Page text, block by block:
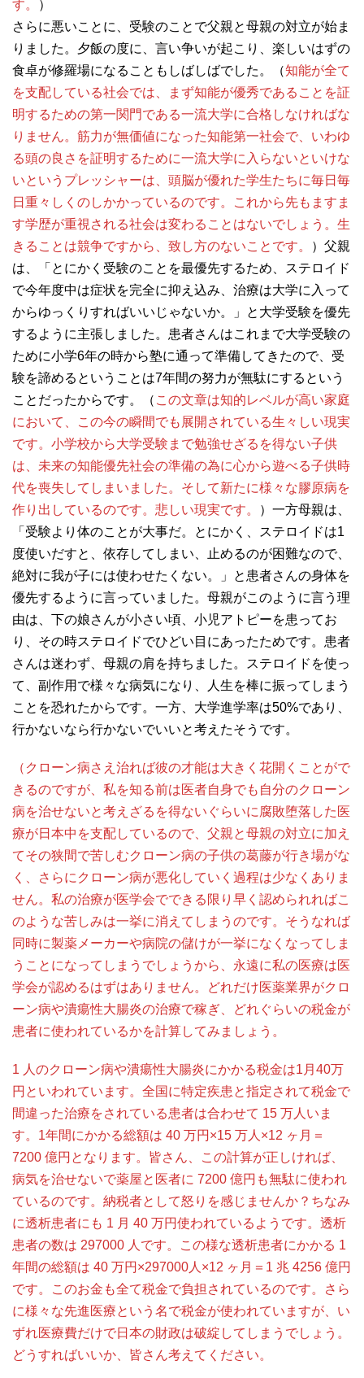
す。
）
さらに悪いことに、受験のことで父親と母親の対立が始ま
りました。夕飯の度に、言い争いが起こり、楽しいはずの
食卓が修羅場になることもしばしばでした。（知能が全て
を支配している社会では、まず知能が優秀であることを証
明するための第一関門である一流大学に合格しなければな
りません。筋力が無価値になった知能第一社会で、いわゆ
る頭の良さを証明するために一流大学に入らないといけな
いというプレッシャーは、頭脳が優れた学生たちに毎日毎
日重々しくのしかかっているのです。これから先もますま
す学歴が重視される社会は変わることはないでしょう。生
きることは競争ですから、致し方のないことです。
）父親
は、「とにかく受験のことを最優先するため、ステロイド
で今年度中は症状を完全に抑え込み、治療は大学に入って
からゆっくりすればいいじゃないか。」と大学受験を優先
するように主張しました。患者さんはこれまで大学受験の
ために小学6年の時から塾に通って準備してきたので、受
験を諦めるということは7年間の努力が無駄にするという
ことだったからです。（ この文章は知的レベルが高い家庭
において、この今の瞬間でも展開されている生々しい現実
です。小学校から大学受験まで勉強せざるを得ない子供
は、未来の知能優先社会の準備の為に心から遊べる子供時
代を喪失してしまいました。そして新たに様々な膠原病を
作り出しているのです。悲しい現実です。
）一方母親は、
「受験より体のことが大事だ。とにかく、ステロイドは1
度使いだすと、依存してしまい、止めるのが困難なので、
絶対に我が子には使わせたくない。」と患者さんの身体を
優先するように言っていました。母親がこのように言う理
由は、下の娘さんが小さい頃、小児アトピーを患ってお
り、その時ステロイドでひどい目にあったためです。患者
さんは迷わず、母親の肩を持ちました。ステロイドを使っ
て、副作用で様々な病気になり、人生を棒に振ってしまう
ことを恐れたからです。一方、大学進学率は50%であり、
行かないなら行かないでいいと考えたそうです。
（クローン病さえ治れば彼の才能は大きく花開くことがで
きるのですが、私を知る前は医者自身でも自分のクローン
病を治せないと考えざるを得ないぐらいに腐敗堕落した医
療が日本中を支配しているので、父親と母親の対立に加え
てその狭間で苦しむクローン病の子供の葛藤が行き場がな
く、さらにクローン病が悪化していく過程は少なくありま
せん。私の治療が医学会でできる限り早く認められればこ
のような苦しみは一挙に消えてしまうのです。そうなれば
同時に製薬メーカーや病院の儲けが一挙になくなってしま
うことになってしまうでしょうから、永遠に私の医療は医
学会が認めるはずはありません。どれだけ医薬業界がクロ
ーン病や潰瘍性大腸炎の治療で稼ぎ、どれぐらいの税金が
患者に使われているかを計算してみましょう。
1 人のクローン病や潰瘍性大腸炎にかかる税金は1月40万
円といわれています。全国に特定疾患と指定されて税金で
間違った治療をされている患者は合わせて 15 万人いま
す。1年間にかかる総額は 40 万円×15 万人×12 ヶ月＝
7200 億円となります。皆さん、この計算が正しければ、
病気を治せないで薬屋と医者に 7200 億円も無駄に使われ
ているのです。納税者として怒りを感じませんか？ちなみ
に透析患者にも 1 月 40 万円使われているようです。透析
患者の数は 297000 人です。この様な透析患者にかかる 1
年間の総額は 40 万円×297000人×12 ヶ月＝1 兆 4256 億円
です。このお金も全て税金で負担されているのです。さら
に様々な先進医療という名で税金が使われていますが、い
ずれ医療費だけで日本の財政は破綻してしまうでしょう。
どうすればいいか、皆さん考えてください。